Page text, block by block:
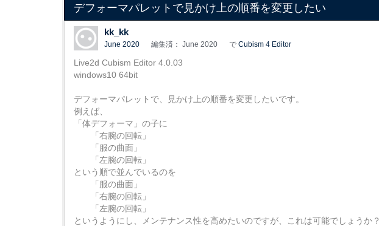
デフォーマパレットで見かけ上の順番を変更したい
kk_kk
June 2020 編集済： June 2020 で Cubism 4 Editor
Live2d Cubism Editor 4.0.03
windows10 64bit
デフォーマパレットで、見かけ上の順番を変更したいです。
例えば、
「体デフォーマ」の子に
「右腕の回転」
「服の曲面」
「左腕の回転」
という順で並んでいるのを
「服の曲面」
「右腕の回転」
「左腕の回転」
というようにし、メンテナンス性を高めたいのですが、これは可能でしょうか？